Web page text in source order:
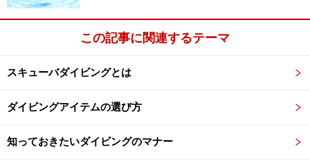
この記事に関連するテーマ
スキューバダイビングとは
ダイビングアイテムの選び方
知っておきたいダイビングのマナー